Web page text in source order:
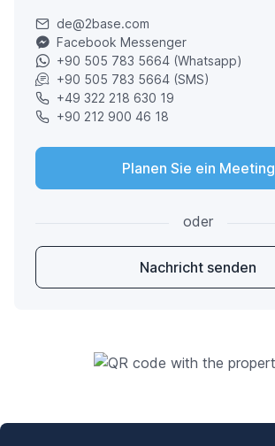
de@2base.com
Facebook Messenger
+90 505 783 5664 (Whatsapp)
+90 505 783 5664 (SMS)
+49 322 218 630 19
+90 212 900 46 18
Planen Sie ein Meeting
oder
Nachricht senden